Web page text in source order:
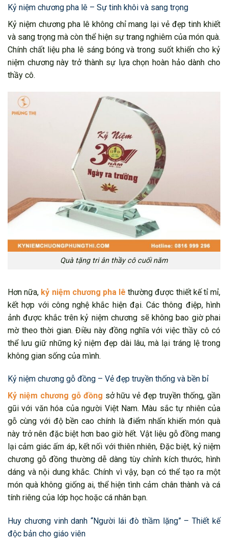
Kỷ niệm chương pha lê – Sự tinh khôi và sang trọng
Kỷ niệm chương pha lê không chỉ mang lại vẻ đẹp tinh khiết
và sang trọng mà còn thể hiện sự trang nghiêm của món quà.
Chính chất liệu pha lê sáng bóng và trong suốt khiến cho kỷ
niệm chương này trở thành sự lựa chọn hoàn hảo dành cho
thầy cô.
Quà tặng tri ân thầy cô cuối năm
Hơn nữa, kỷ niệm chương pha lê thường được thiết kế tỉ mỉ,
kết hợp với công nghệ khắc hiện đại. Các thông điệp, hình
ảnh được khắc trên kỷ niệm chương sẽ không bao giờ phai
mờ theo thời gian. Điều này đồng nghĩa với việc thầy cô có
thể lưu giữ những kỷ niệm đẹp dài lâu, mà lại tráng lệ trong
không gian sống của mình.
Kỷ niệm chương gỗ đồng – Vẻ đẹp truyền thống và bền bỉ
Kỷ niệm chương gỗ đồng sở hữu vẻ đẹp truyền thống, gần
gũi với văn hóa của người Việt Nam. Màu sắc tự nhiên của
gỗ cùng với độ bền cao chính là điểm nhấn khiến món quà
này trở nên đặc biệt hơn bao giờ hết. Vật liệu gỗ đồng mang
lại cảm giác ấm áp, kết nối với thiên nhiên, Đặc biệt, kỷ niệm
chương gỗ đồng thường dễ dàng tùy chỉnh kích thước, hình
dáng và nội dung khắc. Chính vì vậy, bạn có thể tạo ra một
món quà không giống ai, thể hiện tình cảm chân thành và cá
tính riêng của lớp học hoặc cá nhân bạn.
Huy chương vinh danh “Người lái đò thầm lặng” – Thiết kế
độc bản cho giáo viên